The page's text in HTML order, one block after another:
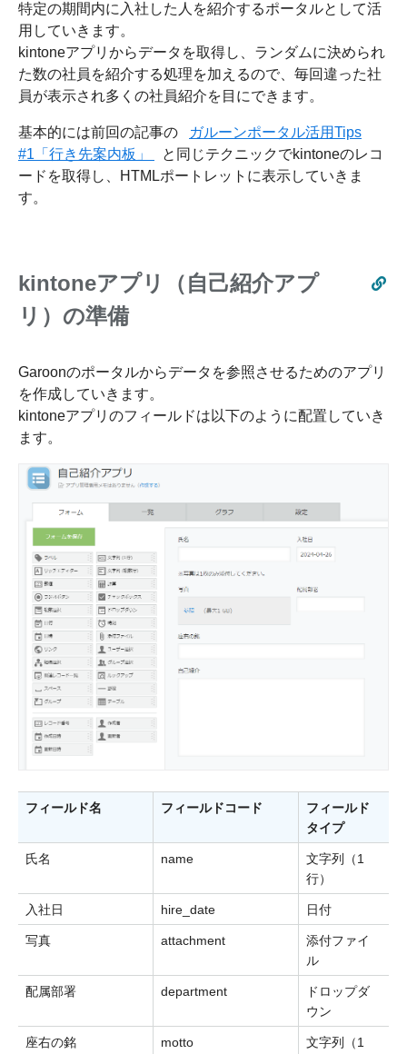
特定の期間内に入社した人を紹介するポータルとして活
用していきます。
kintoneアプリからデータを取得し、ランダムに決められ
た数の社員を紹介する処理を加えるので、毎回違った社
員が表示され多くの社員紹介を目にできます。
基本的には前回の記事の
ガルーンポータル活用Tips
#1「行き先案内板」
と同じテクニックでkintoneのレコ
ードを取得し、HTMLポートレットに表示していきま
す。
kintoneアプリ（自己紹介アプ
リ）の準備
Garoonのポータルからデータを参照させるためのアプリ
を作成していきます。
kintoneアプリのフィールドは以下のように配置していき
ます。
フィールド名 フィールドコード
フィールド
タイプ
氏名 name
文字列（1
行）
入社日 hire_date 日付
写真 attachment
添付ファイ
ル
配属部署 department
ドロップダ
ウン
座右の銘 motto
文字列（1